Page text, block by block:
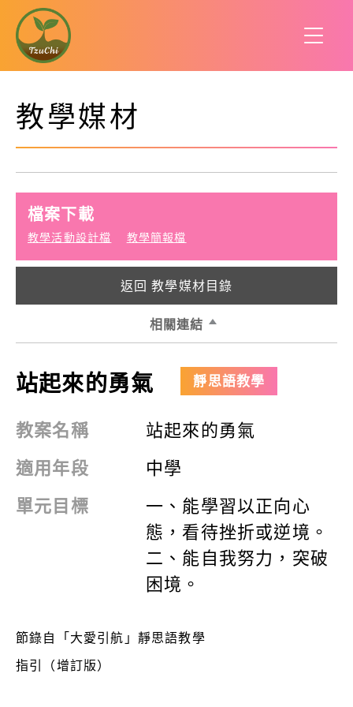
教學媒材
檔案下載
教學活動設計檔 教學簡報檔
返回 教學媒材目錄
相關連結
站起來的勇氣 靜思語教學
教案名稱
站起來的勇氣
適用年段
中學
單元目標
一、 能學習以正向心
態，看待挫折或逆境。
二、能自我努力，突破
困境。
節錄自「大愛引航」靜思語教學
指引（增訂版）